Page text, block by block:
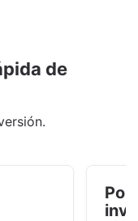
de
Por